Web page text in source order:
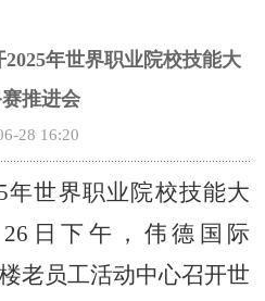
年世界职业院校技能大
推进会
28 16:20
年世界职业院校技能大
日下午，伟德国际
老员工活动中心召开世